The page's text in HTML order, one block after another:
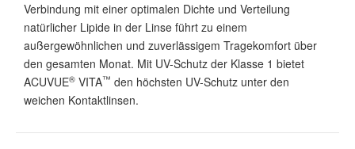
Verbindung mit einer optimalen Dichte und Verteilung
natürlicher Lipide in der Linse führt zu einem
außergewöhnlichen und zuverlässigem Tragekomfort über
den gesamten Monat. Mit UV-Schutz der Klasse 1 bietet
ACUVUE® VITA™ den höchsten UV-Schutz unter den
weichen Kontaktlinsen.